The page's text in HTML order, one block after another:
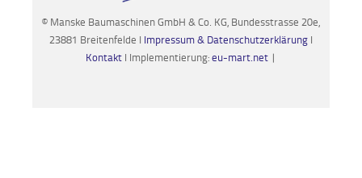
© Manske Baumaschinen GmbH & Co. KG, Bundesstrasse 20e,
23881 Breitenfelde I Impressum & Datenschutzerklärung I
Kontakt I Implementierung:eu-mart.net |